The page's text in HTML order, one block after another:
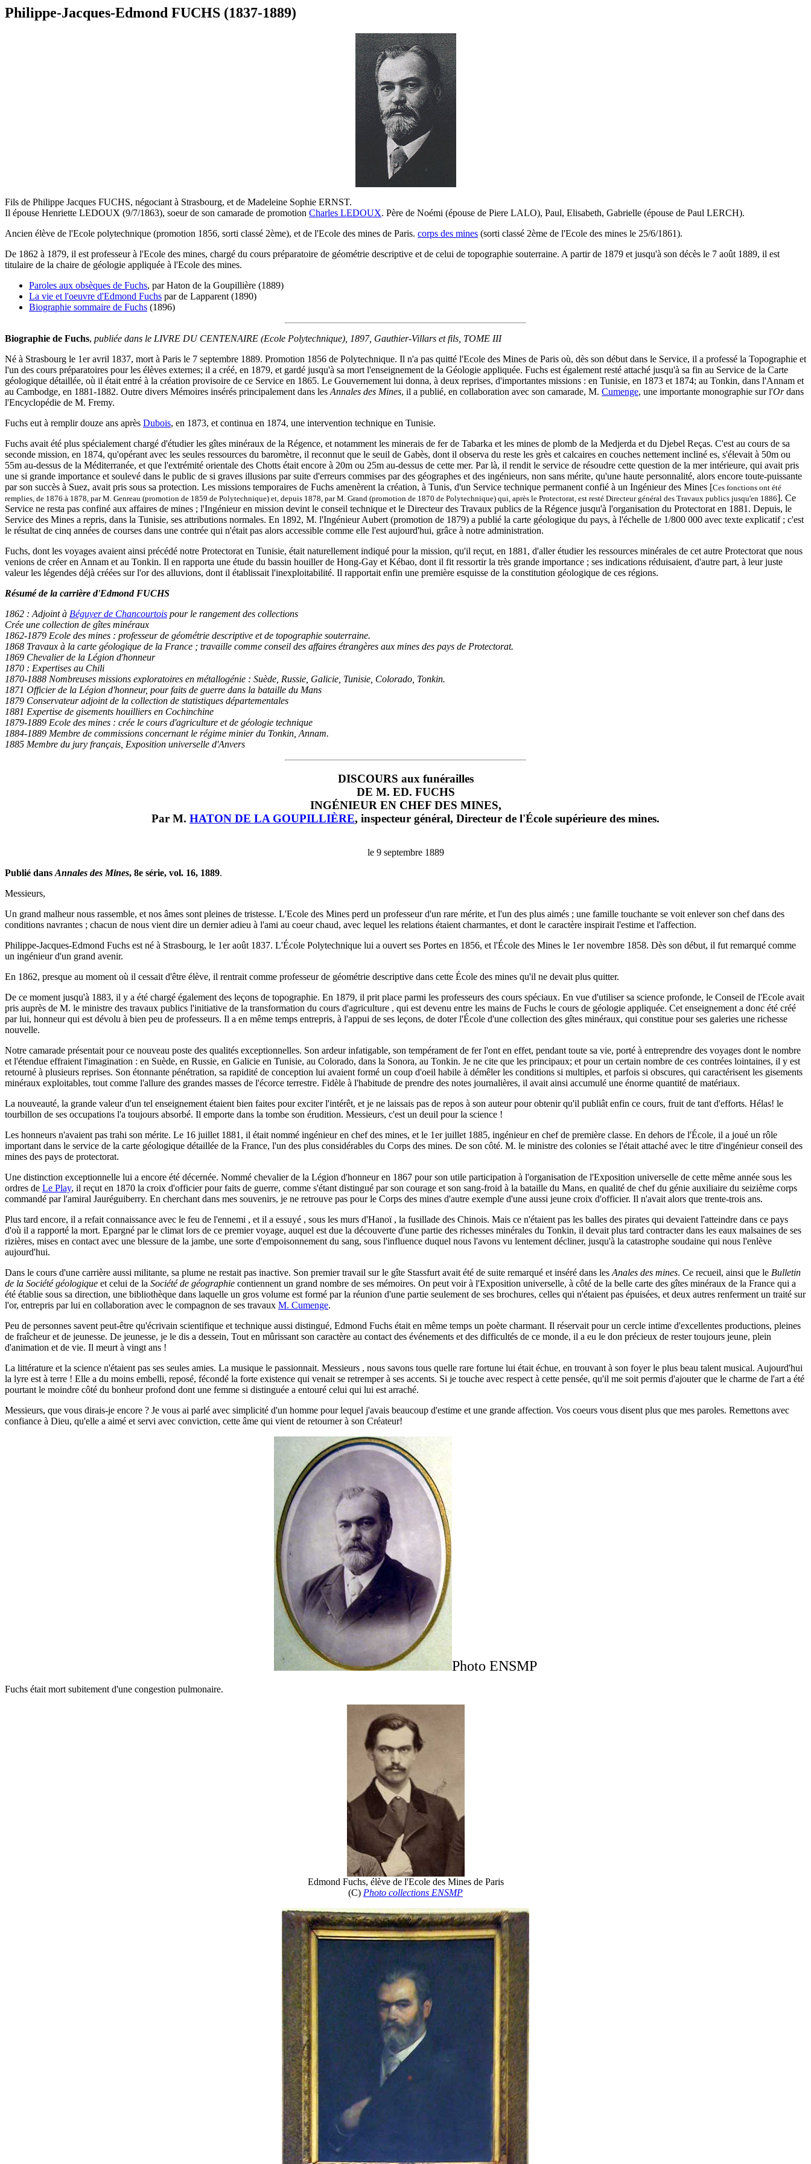
Philippe-Jacques-Edmond FUCHS (1837-1889)
Fils de Philippe Jacques FUCHS, négociant à Strasbourg, et de Madeleine Sophie ERNST.
Il épouse Henriette LEDOUX (9/7/1863), soeur de son camarade de promotion Charles LEDOUX. Père de Noémi (épouse de Piere LALO), Paul, Elisabeth, Gabrielle (épouse de Paul LERCH).
Ancien élève de l'Ecole polytechnique (promotion 1856, sorti classé 2ème), et de l'Ecole des mines de Paris. corps des mines (sorti classé 2ème de l'Ecole des mines le 25/6/1861).
De 1862 à 1879, il est professeur à l'Ecole des mines, chargé du cours préparatoire de géométrie descriptive et de celui de topographie souterraine. A partir de 1879 et jusqu'à son décès le 7 août 1889, il est
titulaire de la chaire de géologie appliquée à l'Ecole des mines.
Paroles aux obsèques de Fuchs, par Haton de la Goupillière (1889)
La vie et l'oeuvre d'Edmond Fuchs par de Lapparent (1890)
Biographie sommaire de Fuchs (1896)
Biographie de Fuchs, publiée dans le LIVRE DU CENTENAIRE (Ecole Polytechnique), 1897, Gauthier-Villars et fils, TOME III
Né à Strasbourg le 1er avril 1837, mort à Paris le 7 septembre 1889. Promotion 1856 de Polytechnique. Il n'a pas quitté l'Ecole des Mines de Paris où, dès son début dans le Service, il a professé la Topographie et
l'un des cours préparatoires pour les élèves externes; il a créé, en 1879, et gardé jusqu'à sa mort l'enseignement de la Géologie appliquée. Fuchs est également resté attaché jusqu'à sa fin au Service de la Carte
géologique détaillée, où il était entré à la création provisoire de ce Service en 1865. Le Gouvernement lui donna, à deux reprises, d'importantes missions : en Tunisie, en 1873 et 1874; au Tonkin, dans l'Annam et
au Cambodge, en 1881-1882. Outre divers Mémoires insérés principalement dans les Annales des Mines, il a publié, en collaboration avec son camarade, M. Cumenge, une importante monographie sur l'Ordans
l'Encyclopédie de M. Fremy.
Fuchs eut à remplir douze ans après Dubois, en 1873, et continua en 1874, une intervention technique en Tunisie.
Fuchs avait été plus spécialement chargé d'étudier les gîtes minéraux de la Régence, et notamment les minerais de fer de Tabarka et les mines de plomb de la Medjerda et du Djebel Reças. C'est au cours de sa
seconde mission, en 1874, qu'opérant avec les seules ressources du baromètre, il reconnut que le seuil de Gabès, dont il observa du reste les grès et calcaires en couches nettement incliné es, s'élevait à 50m ou
55m au-dessus de la Méditerranée, et que l'extrémité orientale des Chotts était encore à 20m ou 25m au-dessus de cette mer. Par là, il rendit le service de résoudre cette question de la mer intérieure, qui avait pris
une si grande importance et soulevé dans le public de si graves illusions par suite d'erreurs commises par des géographes et des ingénieurs, non sans mérite, qu'une haute personnalité, alors encore toute-puissante
par son succès à Suez, avait pris sous sa protection. Les missions temporaires de Fuchs amenèrent la création, à Tunis, d'un Service technique permanent confié à un Ingénieur des Mines [Ces fonctions ont été
remplies, de 1876 à 1878, par M. Genreau (promotion de 1859 de Polytechnique) et, depuis 1878, par M. Grand (promotion de 1870 de Polytechnique) qui, après le Protectorat, est resté Directeur général des Travaux publics jusqu'en 1886]. Ce
Service ne resta pas confiné aux affaires de mines ; l'Ingénieur en mission devint le conseil technique et le Directeur des Travaux publics de la Régence jusqu'à l'organisation du Protectorat en 1881. Depuis, le
Service des Mines a repris, dans la Tunisie, ses attributions normales. En 1892, M. l'Ingénieur Aubert (promotion de 1879) a publié la carte géologique du pays, à l'échelle de 1/800 000 avec texte explicatif ; c'est
le résultat de cinq années de courses dans une contrée qui n'était pas alors accessible comme elle l'est aujourd'hui, grâce à notre administration.
Fuchs, dont les voyages avaient ainsi précédé notre Protectorat en Tunisie, était naturellement indiqué pour la mission, qu'il reçut, en 1881, d'aller étudier les ressources minérales de cet autre Protectorat que nous
venions de créer en Annam et au Tonkin. Il en rapporta une étude du bassin houiller de Hong-Gay et Kébao, dont il fit ressortir la très grande importance ; ses indications réduisaient, d'autre part, à leur juste
valeur les légendes déjà créées sur l'or des alluvions, dont il établissait l'inexploitabilité. Il rapportait enfin une première esquisse de la constitution géologique de ces régions.
Résumé de la carrière d'Edmond FUCHS
1862 : Adjoint à Béguyer de Chancourtois pour le rangement des collections
Crée une collection de gîtes minéraux
1862-1879 Ecole des mines : professeur de géométrie descriptive et de topographie souterraine.
1868 Travaux à la carte géologique de la France ; travaille comme conseil des affaires étrangères aux mines des pays de Protectorat.
1869 Chevalier de la Légion d'honneur
1870 : Expertises au Chili
1870-1888 Nombreuses missions exploratoires en métallogénie : Suède, Russie, Galicie, Tunisie, Colorado, Tonkin.
1871 Officier de la Légion d'honneur, pour faits de guerre dans la bataille du Mans
1879 Conservateur adjoint de la collection de statistiques départementales
1881 Expertise de gisements houilliers en Cochinchine
1879-1889 Ecole des mines : crée le cours d'agriculture et de géologie technique
1884-1889 Membre de commissions concernant le régime minier du Tonkin, Annam.
1885 Membre du jury français, Exposition universelle d'Anvers
DISCOURS aux funérailles
DE M. ED. FUCHS
INGÉNIEUR EN CHEF DES MINES,
Par M. HATON DE LA GOUPILLIÈRE, inspecteur général, Directeur de l'École supérieure des mines.
le 9 septembre 1889
Publié dans Annales des Mines, 8e série, vol. 16, 1889.
Messieurs,
Un grand malheur nous rassemble, et nos âmes sont pleines de tristesse. L'Ecole des Mines perd un professeur d'un rare mérite, et l'un des plus aimés ; une famille touchante se voit enlever son chef dans des
conditions navrantes ; chacun de nous vient dire un dernier adieu à l'ami au coeur chaud, avec lequel les relations étaient charmantes, et dont le caractère inspirait l'estime et l'affection.
Philippe-Jacques-Edmond Fuchs est né à Strasbourg, le 1er août 1837. L'École Polytechnique lui a ouvert ses Portes en 1856, et l'École des Mines le 1er novembre 1858. Dès son début, il fut remarqué comme
un ingénieur d'un grand avenir.
En 1862, presque au moment où il cessait d'être élève, il rentrait comme professeur de géométrie descriptive dans cette École des mines qu'il ne devait plus quitter.
De ce moment jusqu'à 1883, il y a été chargé également des leçons de topographie. En 1879, il prit place parmi les professeurs des cours spéciaux. En vue d'utiliser sa science profonde, le Conseil de l'Ecole avait
pris auprès de M. le ministre des travaux publics l'initiative de la transformation du cours d'agriculture , qui est devenu entre les mains de Fuchs le cours de géologie appliquée. Cet enseignement a donc été créé
par lui, honneur qui est dévolu à bien peu de professeurs. Il a en même temps entrepris, à l'appui de ses leçons, de doter l'École d'une collection des gîtes minéraux, qui constitue pour ses galeries une richesse
nouvelle.
Notre camarade présentait pour ce nouveau poste des qualités exceptionnelles. Son ardeur infatigable, son tempérament de fer l'ont en effet, pendant toute sa vie, porté à entreprendre des voyages dont le nombre
et l'étendue effraient l'imagination : en Suède, en Russie, en Galicie en Tunisie, au Colorado, dans la Sonora, au Tonkin. Je ne cite que les principaux; et pour un certain nombre de ces contrées lointaines, il y est
retourné à plusieurs reprises. Son étonnante pénétration, sa rapidité de conception lui avaient formé un coup d'oeil habile à démêler les conditions si multiples, et parfois si obscures, qui caractérisent les gisements
minéraux exploitables, tout comme l'allure des grandes masses de l'écorce terrestre. Fidèle à l'habitude de prendre des notes journalières, il avait ainsi accumulé une énorme quantité de matériaux.
La nouveauté, la grande valeur d'un tel enseignement étaient bien faites pour exciter l'intérêt, et je ne laissais pas de repos à son auteur pour obtenir qu'il publiât enfin ce cours, fruit de tant d'efforts. Hélas! le
tourbillon de ses occupations l'a toujours absorbé. Il emporte dans la tombe son érudition. Messieurs, c'est un deuil pour la science !
Les honneurs n'avaient pas trahi son mérite. Le 16 juillet 1881, il était nommé ingénieur en chef des mines, et le 1er juillet 1885, ingénieur en chef de première classe. En dehors de l'École, il a joué un rôle
important dans le service de la carte géologique détaillée de la France, l'un des plus considérables du Corps des mines. De son côté. M. le ministre des colonies se l'était attaché avec le titre d'ingénieur conseil des
mines des pays de protectorat.
Une distinction exceptionnelle lui a encore été décernée. Nommé chevalier de la Légion d'honneur en 1867 pour son utile participation à l'organisation de l'Exposition universelle de cette même année sous les
ordres de Le Play, il reçut en 1870 la croix d'officier pour faits de guerre, comme s'étant distingué par son courage et son sang-froid à la bataille du Mans, en qualité de chef du génie auxiliaire du seizième corps
commandé par l'amiral Jauréguiberry. En cherchant dans mes souvenirs, je ne retrouve pas pour le Corps des mines d'autre exemple d'une aussi jeune croix d'officier. Il n'avait alors que trente-trois ans.
Plus tard encore, il a refait connaissance avec le feu de l'ennemi , et il a essuyé , sous les murs d'Hanoï , la fusillade des Chinois. Mais ce n'étaient pas les balles des pirates qui devaient l'atteindre dans ce pays
d'où il a rapporté la mort. Epargné par le climat lors de ce premier voyage, auquel est due la découverte d'une partie des richesses minérales du Tonkin, il devait plus tard contracter dans les eaux malsaines de ses
rizières, mises en contact avec une blessure de la jambe, une sorte d'empoisonnement du sang, sous l'influence duquel nous l'avons vu lentement décliner, jusqu'à la catastrophe soudaine qui nous l'enlève
aujourd'hui.
Dans le cours d'une carrière aussi militante, sa plume ne restait pas inactive. Son premier travail sur le gîte Stassfurt avait été de suite remarqué et inséré dans les Anales des mines. Ce recueil, ainsi que le Bulletin
de la Société géologique et celui de la Société de géographie contiennent un grand nombre de ses mémoires. On peut voir à l'Exposition universelle, à côté de la belle carte des gîtes minéraux de la France qui a
été établie sous sa direction, une bibliothèque dans laquelle un gros volume est formé par la réunion d'une partie seulement de ses brochures, celles qui n'étaient pas épuisées, et deux autres renferment un traité sur
l'or, entrepris par lui en collaboration avec le compagnon de ses travaux M. Cumenge.
Peu de personnes savent peut-être qu'écrivain scientifique et technique aussi distingué, Edmond Fuchs était en même temps un poète charmant. Il réservait pour un cercle intime d'excellentes productions, pleines
de fraîcheur et de jeunesse. De jeunesse, je le dis a dessein, Tout en mûrissant son caractère au contact des événements et des difficultés de ce monde, il a eu le don précieux de rester toujours jeune, plein
d'animation et de vie. Il meurt à vingt ans !
La littérature et la science n'étaient pas ses seules amies. La musique le passionnait. Messieurs , nous savons tous quelle rare fortune lui était échue, en trouvant à son foyer le plus beau talent musical. Aujourd'hui
la lyre est à terre ! Elle a du moins embelli, reposé, fécondé la forte existence qui venait se retremper à ses accents. Si je touche avec respect à cette pensée, qu'il me soit permis d'ajouter que le charme de l'art a été
pourtant le moindre côté du bonheur profond dont une femme si distinguée a entouré celui qui lui est arraché.
Messieurs, que vous dirais-je encore ? Je vous ai parlé avec simplicité d'un homme pour lequel j'avais beaucoup d'estime et une grande affection. Vos coeurs vous disent plus que mes paroles. Remettons avec
confiance à Dieu, qu'elle a aimé et servi avec conviction, cette âme qui vient de retourner à son Créateur!
Photo ENSMP
Fuchs était mort subitement d'une congestion pulmonaire.
Edmond Fuchs, élève de l'Ecole des Mines de Paris
(C) Photo collections ENSMP